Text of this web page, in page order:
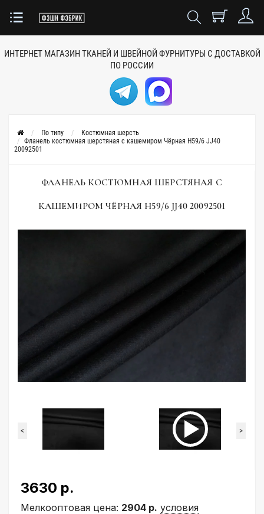
ИНТЕРНЕТ МАГАЗИН ТКАНЕЙ И ШВЕЙНОЙ ФУРНИТУРЫ С ДОСТАВКОЙ
ПО РОССИИ
По типу
Костюмная шерсть
Фланель костюмная шерстяная с кашемиром Чёрная H59/6 JJ40
20092501
ФЛАНЕЛЬ КОСТЮМНАЯ ШЕРСТЯНАЯ С
КАШЕМИРОМ ЧЁРНАЯ H59/6 JJ40 20092501
< >
3630 р.
Мелкооптовая цена: 2904 р. условия